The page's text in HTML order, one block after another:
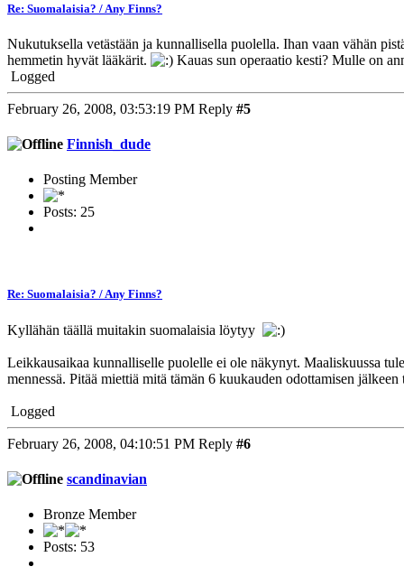
Re: Suomalaisia? / Any Finns?
Nukutuksella vetästään ja kunnallisella puolella. Ihan vaan vähän
hemmetin hyvät lääkärit.
Kauas sun operaatio kesti? Mulle on
Logged
February 26, 2008, 03:53:19 PM Reply #5
Finnish_dude
Posting Member
Posts: 25
Re: Suomalaisia? / Any Finns?
Kyllähän täällä muitakin suomalaisia löytyy
Leikkausaikaa kunnalliselle puolelle ei ole näkynyt. Maaliskuussa
mennessä. Pitää miettiä mitä tämän 6 kuukauden odottamisen
Logged
February 26, 2008, 04:10:51 PM Reply #6
scandinavian
Bronze Member
Posts: 53